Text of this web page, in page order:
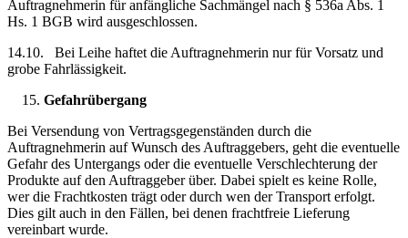
Auftragnehmerin für anfängliche Sachmängel nach § 536a Abs. 1
Hs. 1 BGB wird ausgeschlossen.
14.10. Bei Leihe haftet die Auftragnehmerin nur für Vorsatz und
grobe Fahrlässigkeit.
Gefahrübergang
Bei Versendung von Vertragsgegenständen durch die
Auftragnehmerin auf Wunsch des Auftraggebers, geht die eventuelle
Gefahr des Untergangs oder die eventuelle Verschlechterung der
Produkte auf den Auftraggeber über. Dabei spielt es keine Rolle,
wer die Frachtkosten trägt oder durch wen der Transport erfolgt.
Dies gilt auch in den Fällen, bei denen frachtfreie Lieferung
vereinbart wurde.